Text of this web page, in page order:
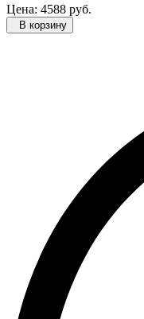
Цена: 4588 руб.
В корзину